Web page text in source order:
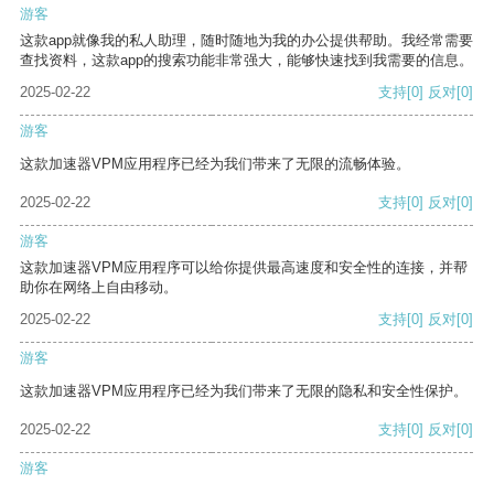
游客
这款app就像我的私人助理，随时随地为我的办公提供帮助。我经常需要
查找资料，这款app的搜索功能非常强大，能够快速找到我需要的信息。
2025-02-22
支持[0] 反对[0]
游客
这款加速器VPM应用程序已经为我们带来了无限的流畅体验。
2025-02-22 支持[0] 反对[0]
游客
这款加速器VPM应用程序可以给你提供最高速度和安全性的连接，并帮
助你在网络上自由移动。
2025-02-22
支持[0] 反对[0]
游客
这款加速器VPM应用程序已经为我们带来了无限的隐私和安全性保护。
2025-02-22 支持[0] 反对[0]
游客